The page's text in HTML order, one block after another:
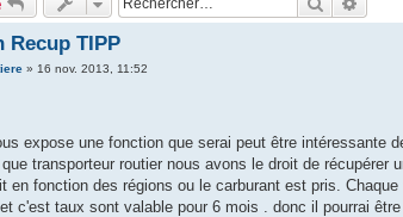
Recup TIPP
» 16 nov. 2013, 11:52
expose une fonction que serai peut être intéressante
transporteur routier nous avons le droit de récupérer
en fonction des régions ou le carburant est pris. Chaque
c'est taux sont valable pour 6 mois . donc il pourrai